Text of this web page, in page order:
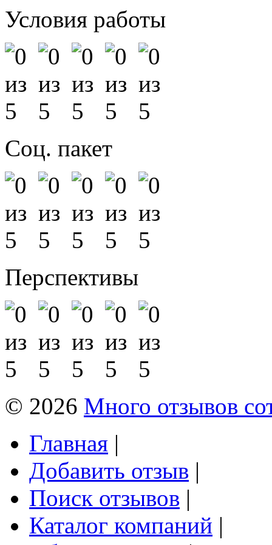
Условия работы
Соц. пакет
Перспективы
© 2026 Много отзывов
Главная |
Добавить отзыв |
Поиск отзывов |
Каталог компаний |